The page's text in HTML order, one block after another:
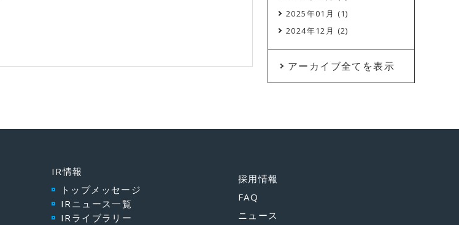
2025年01月 (1)
2024年12月 (2)
アーカイブ全てを表示
IR情報
トップメッセージ
IRニュース一覧
IRライブラリー
採用情報
FAQ
ニュース